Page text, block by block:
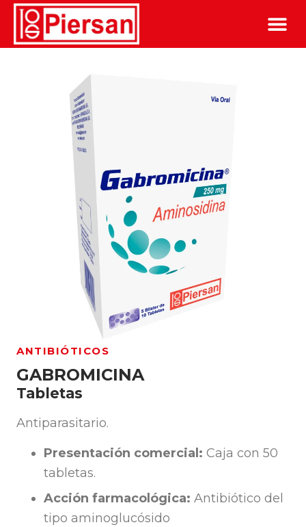
ANTIBIÓTICOS
GABROMICINA
Tabletas
Antiparasitario.
Presentación comercial: Caja con 50
tabletas.
Acción farmacológica: Antibiótico del
tipo aminoglucósido